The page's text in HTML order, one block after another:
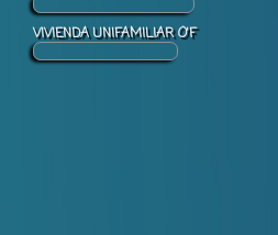
VIVIENDA UNIFAMILIAR O'F